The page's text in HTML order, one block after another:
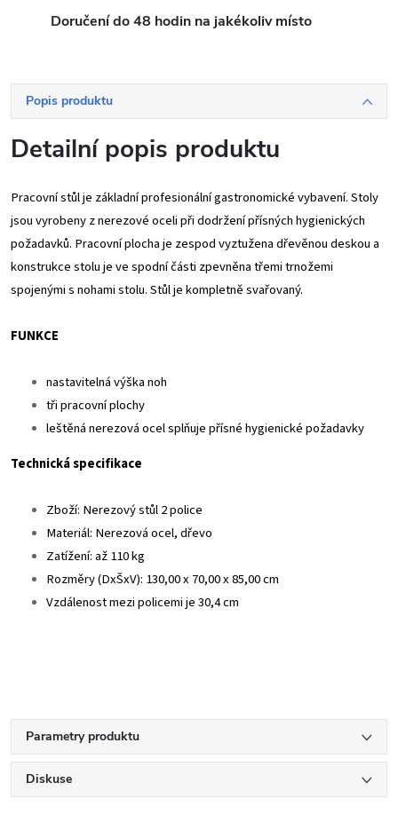
Doručení do 48 hodin na jakékoliv místo
Popis produktu
Detailní popis produktu
Pracovní stůl je základní profesionální gastronomické vybavení. Stoly
jsou vyrobeny z nerezové oceli při dodržení přísných hygienických
požadavků. Pracovní plocha je zespod vyztužena dřevěnou deskou a
konstrukce stolu je ve spodní části zpevněna třemi trnožemi
spojenými s nohami stolu. Stůl je kompletně svařovaný.
FUNKCE
nastavitelná výška noh
tři pracovní plochy
leštěná nerezová ocel splňuje přísné hygienické požadavky
Technická specifikace
Zboží: Nerezový stůl 2 police
Materiál: Nerezová ocel, dřevo
Zatížení: až 110 kg
Rozměry (DxŠxV): 130,00 x 70,00 x 85,00 cm
Vzdálenost mezi policemi je 30,4 cm
Parametry produktu
Diskuse